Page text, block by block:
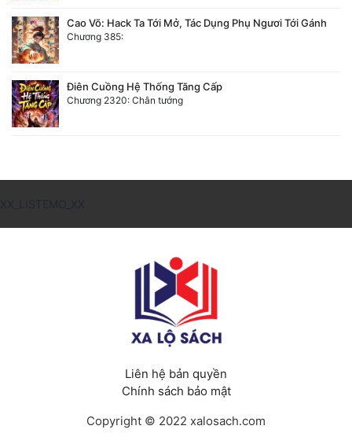
Cao Võ: Hack Ta Tới Mở, Tác Dụng Phụ Ngươi Tới Gánh
Chương 385:
Điên Cuồng Hệ Thống Tăng Cấp
Chương 2320: Chân tướng
Liên hệ bản quyền
Chính sách bảo mật
Copyright © 2022 xalosach.com